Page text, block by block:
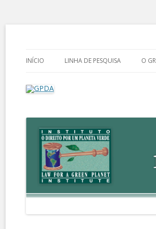
INÍCIO LINHA DE PESQUISA O